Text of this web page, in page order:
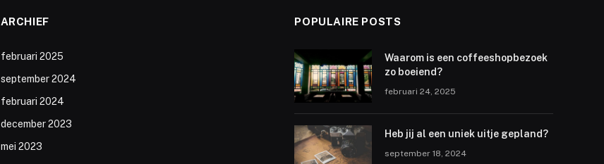
ARCHIEF
februari 2025
september 2024
februari 2024
december 2023
mei 2023
POPULAIRE POSTS
Waarom is een coffeeshopbezoek
zo boeiend?
februari 24, 2025
Heb jij al een uniek uitje gepland?
september 18, 2024